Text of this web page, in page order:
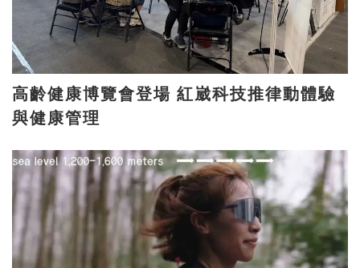
高齡健康博覽會登場 紅崴科技推律動體驗
與健康管理